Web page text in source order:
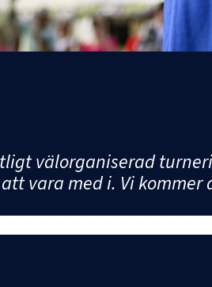
välorganiserad
vara med i. Vi